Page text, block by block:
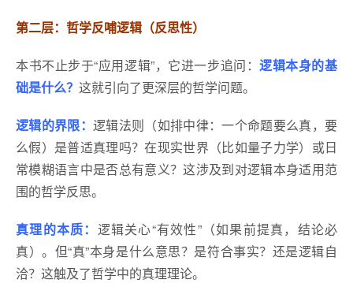
第二层：哲学反哺逻辑（反思性）
本书不止步于“应用逻辑”，它进一步追问：逻辑本身的基
础是什么？ 这就引向了更深层的哲学问题。
逻辑的界限： 逻辑法则（如排中律：一个命题要么真，要
么假）是普适真理吗？在现实世界（比如量子力学）或日
常模糊语言中是否总有意义？这涉及到对逻辑本身适用范
围的哲学反思。
真理的本质： 逻辑关心“有效性”（如果前提真，结论必
真）。但“真”本身是什么意思？是符合事实？还是逻辑自
洽？这触及了哲学中的真理理论。